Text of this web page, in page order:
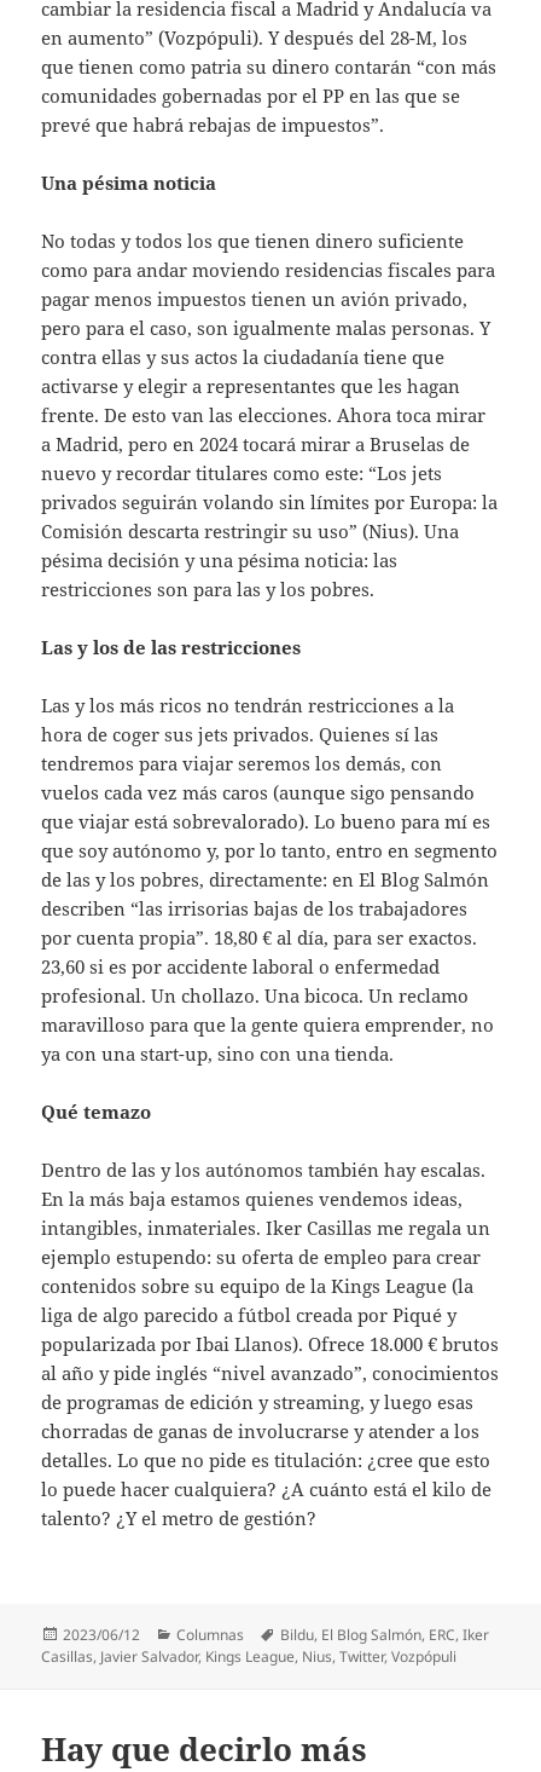
cambiar la residencia fiscal a Madrid y Andalucía va
en aumento” (Vozpópuli). Y después del 28-M, los
que tienen como patria su dinero contarán “con más
comunidades gobernadas por el PP en las que se
prevé que habrá rebajas de impuestos”.
Una pésima noticia
No todas y todos los que tienen dinero suficiente
como para andar moviendo residencias fiscales para
pagar menos impuestos tienen un avión privado,
pero para el caso, son igualmente malas personas. Y
contra ellas y sus actos la ciudadanía tiene que
activarse y elegir a representantes que les hagan
frente. De esto van las elecciones. Ahora toca mirar
a Madrid, pero en 2024 tocará mirar a Bruselas de
nuevo y recordar titulares como este: “Los jets
privados seguirán volando sin límites por Europa: la
Comisión descarta restringir su uso” (Nius). Una
pésima decisión y una pésima noticia: las
restricciones son para las y los pobres.
Las y los de las restricciones
Las y los más ricos no tendrán restricciones a la
hora de coger sus jets privados. Quienes sí las
tendremos para viajar seremos los demás, con
vuelos cada vez más caros (aunque sigo pensando
que viajar está sobrevalorado). Lo bueno para mí es
que soy autónomo y, por lo tanto, entro en segmento
de las y los pobres, directamente: en El Blog Salmón
describen “las irrisorias bajas de los trabajadores
por cuenta propia”. 18,80 € al día, para ser exactos.
23,60 si es por accidente laboral o enfermedad
profesional. Un chollazo. Una bicoca. Un reclamo
maravilloso para que la gente quiera emprender, no
ya con una start-up, sino con una tienda.
Qué temazo
Dentro de las y los autónomos también hay escalas.
En la más baja estamos quienes vendemos ideas,
intangibles, inmateriales. Iker Casillas me regala un
ejemplo estupendo: su oferta de empleo para crear
contenidos sobre su equipo de la Kings League (la
liga de algo parecido a fútbol creada por Piqué y
popularizada por Ibai Llanos). Ofrece 18.000 € brutos
al año y pide inglés “nivel avanzado”, conocimientos
de programas de edición y streaming, y luego esas
chorradas de ganas de involucrarse y atender a los
detalles. Lo que no pide es titulación: ¿cree que esto
lo puede hacer cualquiera? ¿A cuánto está el kilo de
talento? ¿Y el metro de gestión?
Publicado
el
2023/06/12 Categorías
Columnas Etiquetas
Bildu, El Blog Salmón, ERC,Iker
Casillas, Javier Salvador, Kings League, Nius,Twitter,Vozpópuli
Hay que decirlo más